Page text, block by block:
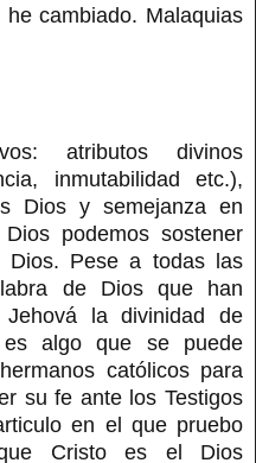
cambiado. Malaquias
atributos divinos
inmutabilidad etc.),
Dios y semejanza en
podemos sostener
Dios. Pese a todas las
de Dios que han
la divinidad de
algo que se puede
católicos para
su fe ante los Testigos
en el que pruebo
Cristo es el Dios